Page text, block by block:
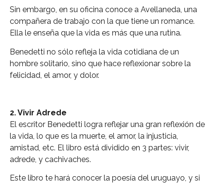
Sin embargo, en su oficina conoce a Avellaneda, una
compañera de trabajo con la que tiene un romance.
Ella le enseña que la vida es más que una rutina.
Benedetti no sólo refleja la vida cotidiana de un
hombre solitario, sino que hace reflexionar sobre la
felicidad, el amor, y dolor.
2. Vivir Adrede
El escritor Benedetti logra reflejar una gran reflexión de
la vida, lo que es la muerte, el amor, la injusticia,
amistad, etc. El libro está dividido en 3 partes: vivir,
adrede, y cachivaches.
Este libro te hará conocer la poesía del uruguayo, y si